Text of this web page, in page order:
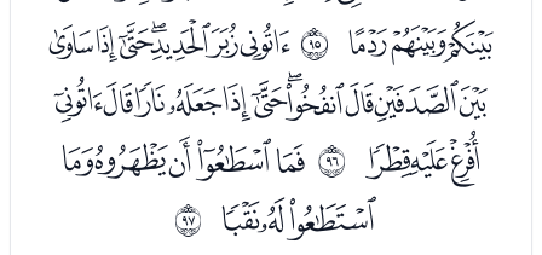
ﰂﰃﰄ ﱞﰆﰇﰈﰉﰊﰋﰌ
ﰍﰎﰏﰐﰑﰒﰓﰔﰕﰖﰗ
ﰘﰙﰚ ﱟ ﰜﰝﰞﰟﰠ
ﰡﰢﰣ ﱠ